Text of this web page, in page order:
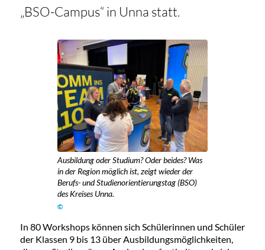
„BSO-Campus“ in Unna statt.
Ausbildung oder Studium? Oder beides? Was
in der Region möglich ist, zeigt wieder der
Berufs- und Studienorientierungstag (BSO)
des Kreises Unna.
©
In 80 Workshops können sich Schülerinnen und Schüler
der Klassen 9 bis 13 über Ausbildungsmöglichkeiten,